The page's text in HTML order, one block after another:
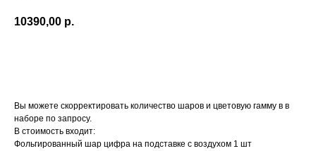
10390,00 р.
Вы можете скорректировать количество шаров и цветовую гамму в в
наборе по запросу.
В стоимость входит:
Фольгированный шар цифра на подставке с воздухом 1 шт